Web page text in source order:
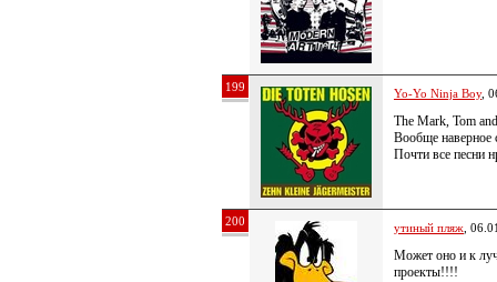
199 Yo-Yo Ninja Boy,
The Mark, Tom
Вообще
Почти все песни
200 утиный пляж ,
Может оно и к
проекты!!!!